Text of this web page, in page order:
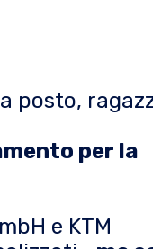
posto,
per la
e KTM